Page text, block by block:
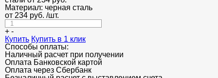
Материал: черная сталь
от 234 руб. /шт.
+ -
Купить Купить в 1 клик
Способы оплаты:
Наличный расчет при получении
Оплата Банковской картой
Оплата через Сбербанк